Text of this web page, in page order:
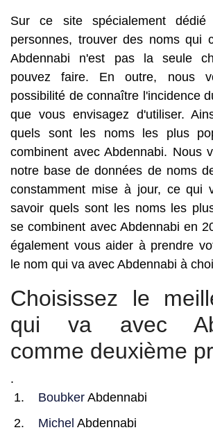
Sur ce site spécialement
personnes, trouver des noms qui
Abdennabi n'est pas la seule
pouvez faire. En outre, nous
possibilité de connaître l'incidence
que vous envisagez d'utiliser.
quels sont les noms les plus
combinent avec Abdennabi. Nous
notre base de données de noms
constamment mise à jour, ce qui
savoir quels sont les noms les
se combinent avec Abdennabi en
également vous aider à prendre
le nom qui va avec Abdennabi à
Choisissez le
qui va avec
comme deuxième
.
Boubker Abdennabi
Michel Abdennabi